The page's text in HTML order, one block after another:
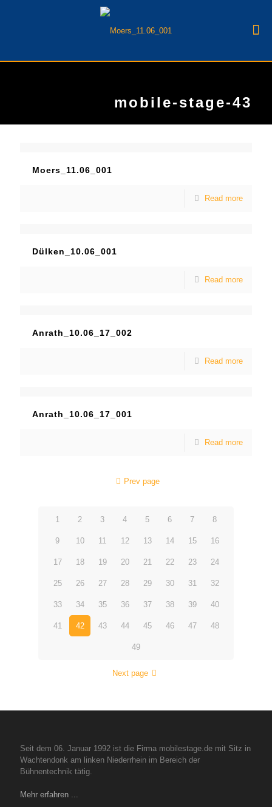
mobile-stage-43
Moers_11.06_001
Read more
Dülken_10.06_001
Read more
Anrath_10.06_17_002
Read more
Anrath_10.06_17_001
Read more
Prev page
1 2 3 4 5 6 7 8
9 10 11 12 13 14 15 16
17 18 19 20 21 22 23 24
25 26 27 28 29 30 31 32
33 34 35 36 37 38 39 40
41 42 43 44 45 46 47 48
49
Next page
Seit dem 06. Januar 1992 ist die Firma mobilestage.de mit Sitz in
Wachtendonk am linken Niederrhein im Bereich der
Bühnentechnik tätig.
Mehr erfahren ...